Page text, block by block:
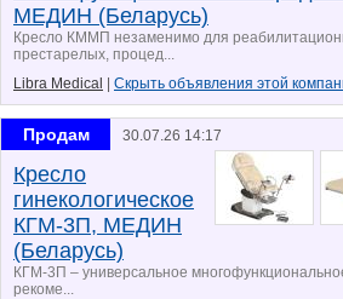
МЕДИН (Беларусь)
Кресло КММП незаменимо для
престарелых, процед...
Libra Medical
Скрыть объявления этой
Продам 30.07.26 14:17
Кресло
гинекологическое
КГМ-3П, МЕДИН
(Беларусь)
КГМ-3П – универсальное
рекоме...